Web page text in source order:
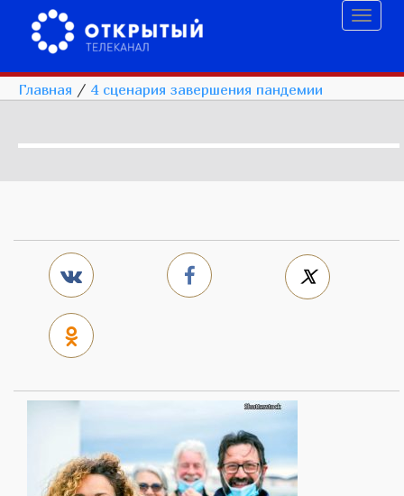
Главная / 4 сценария завершения пандемии